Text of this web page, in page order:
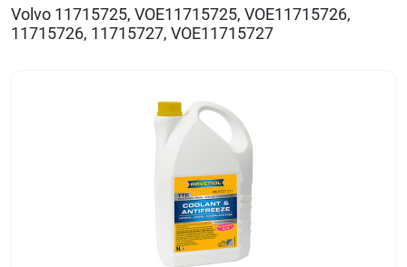
Volvo 11715725, VOE11715725, VOE11715726,
11715726, 11715727, VOE11715727